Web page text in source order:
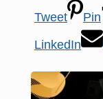
Tweet Pin
LinkedIn